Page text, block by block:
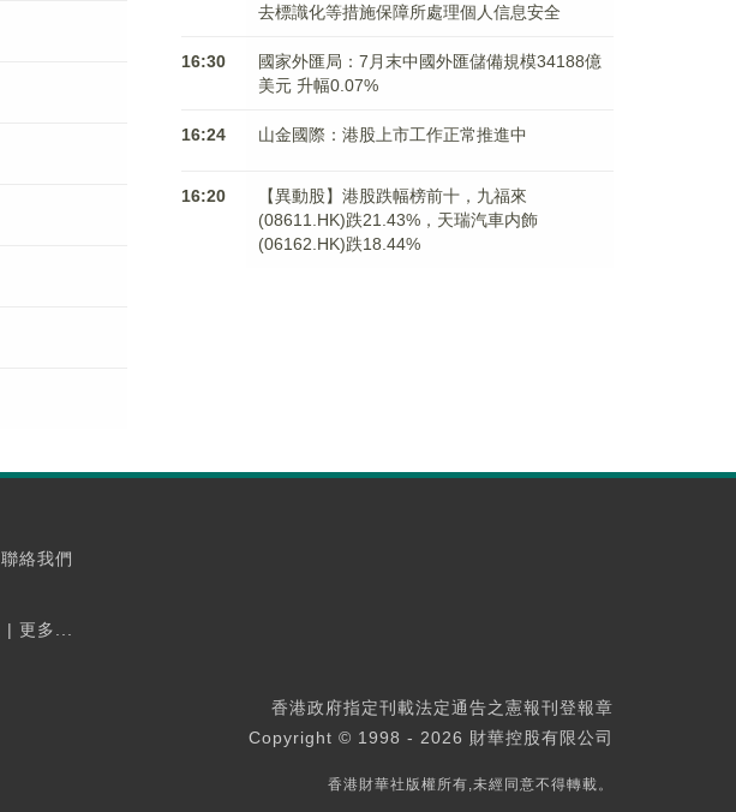
去標識化等措施保障所處理個人信息安全
16:30
國家外匯局：7月末中國外匯儲備規模34188億
美元 升幅0.07%
16:24 山金國際：港股上市工作正常推進中
16:20
【異動股】港股跌幅榜前十，九福來
(08611.HK)跌21.43%，天瑞汽車内飾
(06162.HK)跌18.44%
聯絡我們
| 更多...
香港政府指定刊載法定通告之憲報刊登報章
Copyright © 1998 - 2026 財華控股有限公司
香港財華社版權所有,未經同意不得轉載。